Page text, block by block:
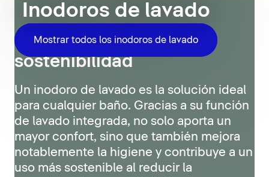
Inodoros de lavado
Mostrar todos los inodoros de lavado
Confort, higiene y
sostenibilidad
Un inodoro de lavado es la solución ideal
para cualquier baño. Gracias a su función
de lavado integrada, no solo aporta un
mayor confort, sino que también mejora
notablemente la higiene y contribuye a un
uso más sostenible al reducir la